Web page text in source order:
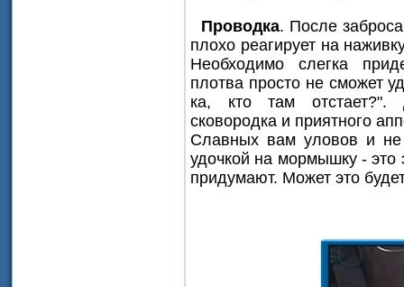
Проводка. После
плохо реагирует на
Необходимо слегка
плотва просто не сможет
ка, кто там отстает?".
сковородка и приятного
Славных вам уловов и не
удочкой на мормышку - это
придумают. Может это